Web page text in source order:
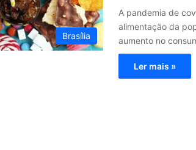
Brasília
A pandemia de
alimentação da
aumento no
Ler mais »